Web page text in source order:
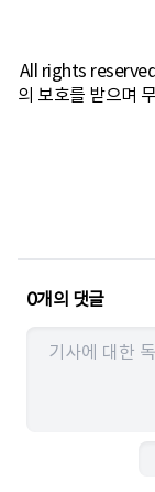
All rights
의 보호를 받으며
0개의 댓글